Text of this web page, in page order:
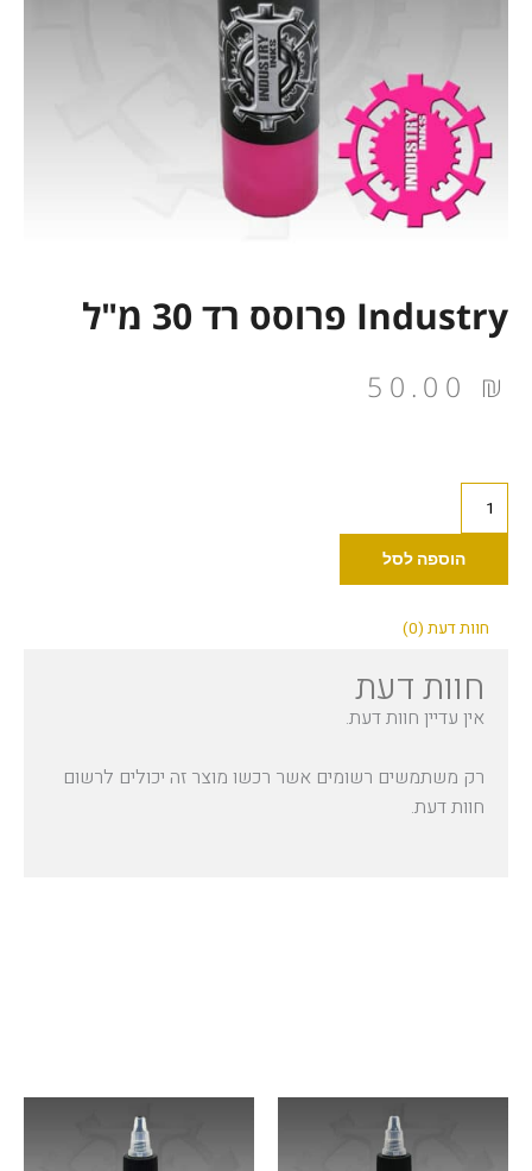
Industry פרוסס רד 30 מ"ל
50.00 ₪
Industry
פרוסס
הוספה לסל
חוות דעת (0)
חוות דעת
אין עדיין חוות דעת.
רק משתמשים רשומים אשר רכשו מוצר זה יכולים לרשום
חוות דעת.